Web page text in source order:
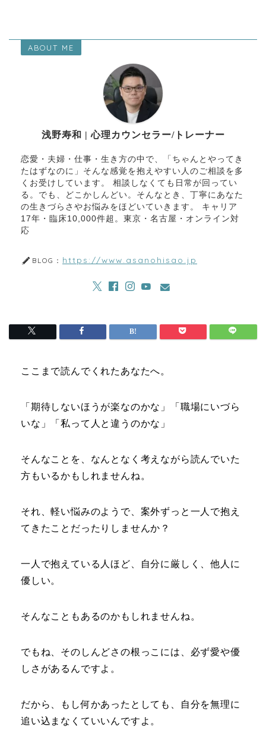
ABOUT ME
浅野寿和 | 心理カウンセラー/トレーナー
恋愛・夫婦・仕事・生き方の中で、「ちゃんとやってき
たはずなのに」そんな感覚を抱えやすい人のご相談を多
くお受けしています。 相談しなくても日常が回ってい
る。でも、どこかしんどい。そんなとき、丁寧にあなた
の生きづらさやお悩みをほどいていきます。 キャリア
17年・臨床10,000件超。東京・名古屋・オンライン対
応
BLOG： https://www.asanohisao.jp
ここまで読んでくれたあなたへ。
「期待しないほうが楽なのかな」「職場にいづら
いな」「私って人と違うのかな」
そんなことを、なんとなく考えながら読んでいた
方もいるかもしれませんね。
それ、軽い悩みのようで、案外ずっと一人で抱え
てきたことだったりしませんか？
一人で抱えている人ほど、自分に厳しく、他人に
優しい。
そんなこともあるのかもしれませんね。
でもね、そのしんどさの根っこには、必ず愛や優
しさがあるんですよ。
だから、もし何かあったとしても、自分を無理に
追い込まなくていいんですよ。